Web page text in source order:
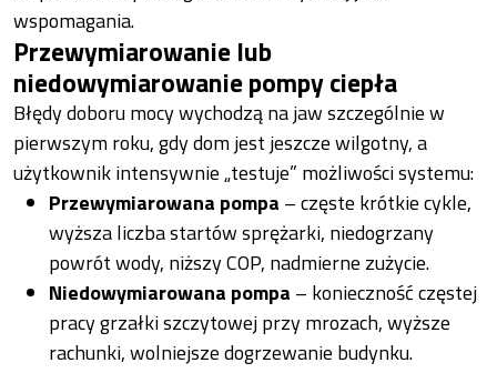
wspomagania.
Przewymiarowanie lub
niedowymiarowanie pompy ciepła
Błędy doboru mocy wychodzą na jaw szczególnie w
pierwszym roku, gdy dom jest jeszcze wilgotny, a
użytkownik intensywnie „testuje” możliwości systemu:
Przewymiarowana pompa – częste krótkie cykle,
wyższa liczba startów sprężarki, niedogrzany
powrót wody, niższy COP, nadmierne zużycie.
Niedowymiarowana pompa – konieczność częstej
pracy grzałki szczytowej przy mrozach, wyższe
rachunki, wolniejsze dogrzewanie budynku.